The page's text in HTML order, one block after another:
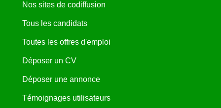
Nos sites de codiffusion
Tous les candidats
Toutes les offres d'emploi
Déposer un CV
Déposer une annonce
Témoignages utilisateurs